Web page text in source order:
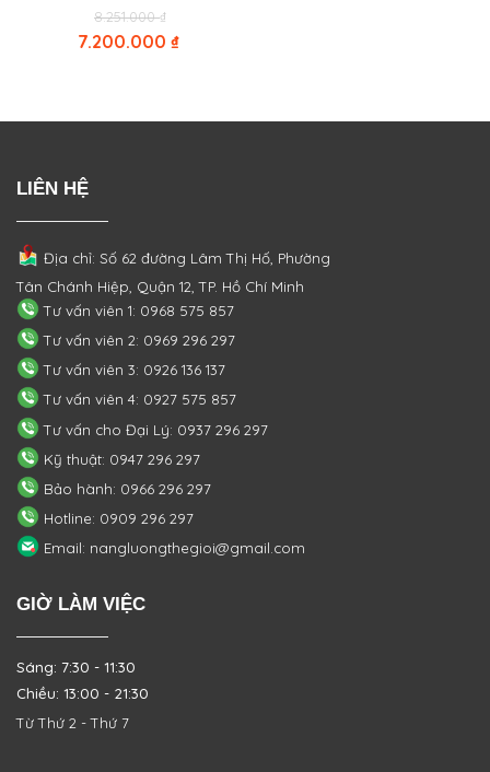
8.251.000₫Original
price
was:
7.200.000 ₫
LIÊN HỆ
Địa chỉ: Số 62 đường Lâm Thị Hố, Phường
Tân Chánh Hiệp, Quận 12, TP. Hồ Chí Minh
Tư vấn viên 1: 0968 575 857
Tư vấn viên 2: 0969 296 297
Tư vấn viên 3: 0926 136 137
Tư vấn viên 4: 0927 575 857
Tư vấn cho Đại Lý: 0937 296 297
Kỹ thuật: 0947 296 297
Bảo hành: 0966 296 297
Hotline: 0909 296 297
Email: nangluongthegioi@gmail.com
GIỜ LÀM VIỆC
Sáng: 7:30 - 11:30
Chiều: 13:00 - 21:30
Từ Thứ 2 - Thứ 7